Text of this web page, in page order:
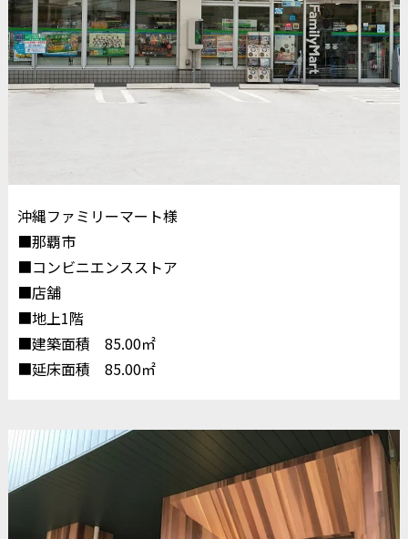
沖縄ファミリーマート様
■那覇市
■コンビニエンスストア
■店舗
■地上1階
■建築面積 85.00㎡
■延床面積 85.00㎡